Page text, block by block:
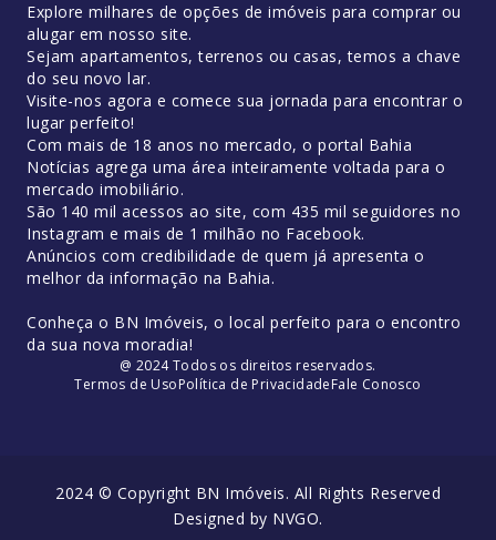
Explore milhares de opções de imóveis para comprar ou
alugar em nosso site.
Sejam apartamentos, terrenos ou casas, temos a chave
do seu novo lar.
Visite-nos agora e comece sua jornada para encontrar o
lugar perfeito!
Com mais de 18 anos no mercado, o portal Bahia
Notícias agrega uma área inteiramente voltada para o
mercado imobiliário.
São 140 mil acessos ao site, com 435 mil seguidores no
Instagram e mais de 1 milhão no Facebook.
Anúncios com credibilidade de quem já apresenta o
melhor da informação na Bahia.
Conheça o BN Imóveis, o local perfeito para o encontro
da sua nova moradia!
@ 2024 Todos os direitos reservados.
Termos de UsoPolítica de PrivacidadeFale Conosco
2024 © Copyright BN Imóveis. All Rights Reserved
Designed by NVGO.